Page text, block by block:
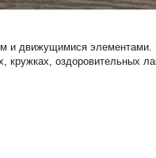
движущимися элементами.
оздоровительных